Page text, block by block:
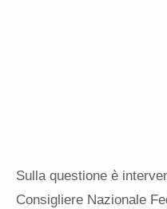
Sulla questione è
Consigliere Nazionale